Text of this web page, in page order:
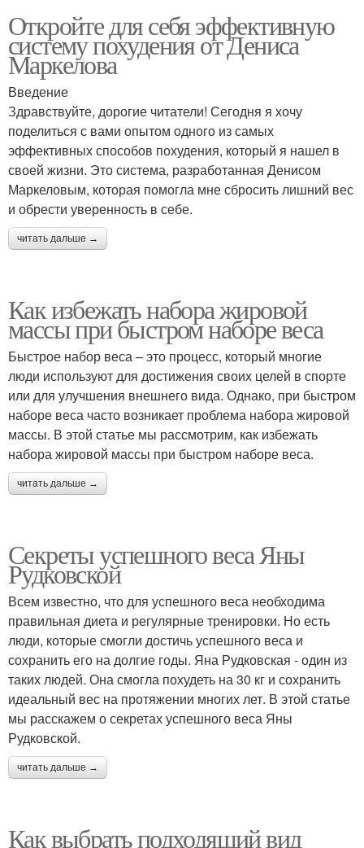
Откройте для себя эффективную
систему похудения от Дениса
Маркелова
Введение
Здравствуйте, дорогие читатели! Сегодня я хочу
поделиться с вами опытом одного из самых
эффективных способов похудения, который я нашел в
своей жизни. Это система, разработанная Денисом
Маркеловым, которая помогла мне сбросить лишний вес
и обрести уверенность в себе.
читать дальше →
Как избежать набора жировой
массы при быстром наборе веса
Быстрое набор веса – это процесс, который многие
люди используют для достижения своих целей в спорте
или для улучшения внешнего вида. Однако, при быстром
наборе веса часто возникает проблема набора жировой
массы. В этой статье мы рассмотрим, как избежать
набора жировой массы при быстром наборе веса.
читать дальше →
Секреты успешного веса Яны
Рудковской
Всем известно, что для успешного веса необходима
правильная диета и регулярные тренировки. Но есть
люди, которые смогли достичь успешного веса и
сохранить его на долгие годы. Яна Рудковская - один из
таких людей. Она смогла похудеть на 30 кг и сохранить
идеальный вес на протяжении многих лет. В этой статье
мы расскажем о секретах успешного веса Яны
Рудковской.
читать дальше →
Как выбрать подходящий вид